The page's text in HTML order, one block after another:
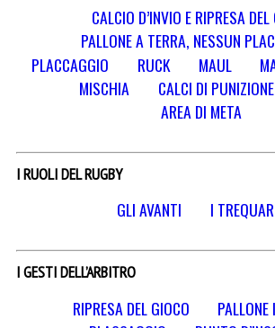
CALCIO D’INVIO E RIPRESA
PALLONE A TERRA, NESSUN
PLACCAGGIO
RUCK MAUL
MISCHIA
CALCI DI
AREA DI META
I RUOLI DEL RUGBY
GLI AVANTI I
I GESTI DELL’ARBITRO
RIPRESA DEL GIOCO